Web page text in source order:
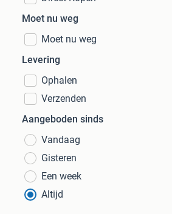
Moet nu weg
Moet nu weg
Levering
Ophalen
Verzenden
Aangeboden sinds
Vandaag
Gisteren
Een week
Altijd